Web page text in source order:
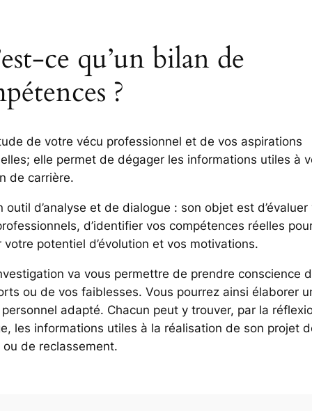
ce qu’un bilan de
?
de votre vécu professionnel et de vos aspirations
elle permet de dégager les informations utiles à
de carrière.
outil d’analyse et de dialogue : son objet est d’évaluer
d’identifier vos compétences réelles
votre potentiel d’évolution et vos motivations.
va vous permettre de prendre conscience
ou de vos faiblesses. Vous pourrez ainsi élaborer
personnel adapté. Chacun peut y trouver, par la
les informations utiles à la réalisation de son projet
de reclassement.